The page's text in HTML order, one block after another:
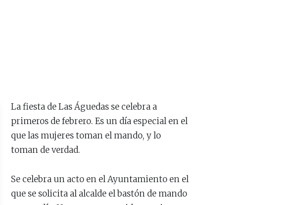
La fiesta de Las Águedas se celebra a
primeros de febrero. Es un día especial en el
que las mujeres toman el mando, y lo
toman de verdad.
Se celebra un acto en el Ayuntamiento en el
que se solicita al alcalde el bastón de mando